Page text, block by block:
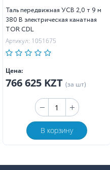
Таль передвижная УСВ 2,0 т 9 м
380 В электрическая канатная
TOR CDL
Артикул: 1051675
Цена:
766 625 KZT (за шт)
В корзину